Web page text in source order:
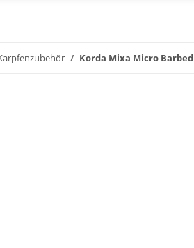
Korda Mixa Micro Barbed